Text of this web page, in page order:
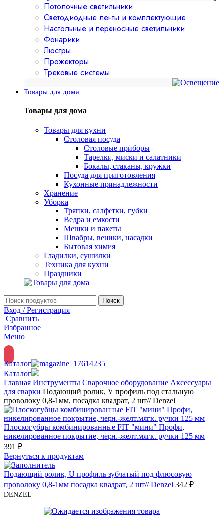
Потолочные светильники
Светодиодные ленты и комплектующие
Настольные и переносные светильники
Фонарики
Люстры
Прожекторы
Трековые системы
Товары для дома
Товары для дома
Товары для кухни
Столовая посуда
Столовые приборы
Тарелки, миски и салатники
Бокалы, стаканы, кружки
Посуда для приготовления
Кухонные принадлежности
Хранение
Уборка
Тряпки, салфетки, губки
Ведра и емкости
Мешки и пакеты
Швабры, веники, насадки
Бытовая химия
Гладилки, сушилки
Техника для кухни
Праздники
Поиск
Вход / Регистрация
Сравнить
Избранное
Меню
Каталог
Каталог
Главная Инструменты Сварочное оборудование Аксессуары
для сварки Подающий ролик, V профиль под стальную
проволоку 0,8-1мм, посадка квадрат, 2 шт// Denzel
Плоскогубцы комбинированные FIT "мини" Профи,
никелированное покрытие, черн.-желт.мягк. ручки 125 мм
391 ₽
Вернуться к продуктам
Подающий ролик, U профиль зубчатый под флюсовую
проволоку 0,8-1мм посадка квадрат, 2 шт// Denzel 342 ₽
DENZEL